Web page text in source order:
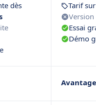
dès
Tarif
Essai
Démo